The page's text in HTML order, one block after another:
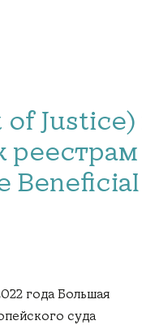
Justice)
года Большая
суда